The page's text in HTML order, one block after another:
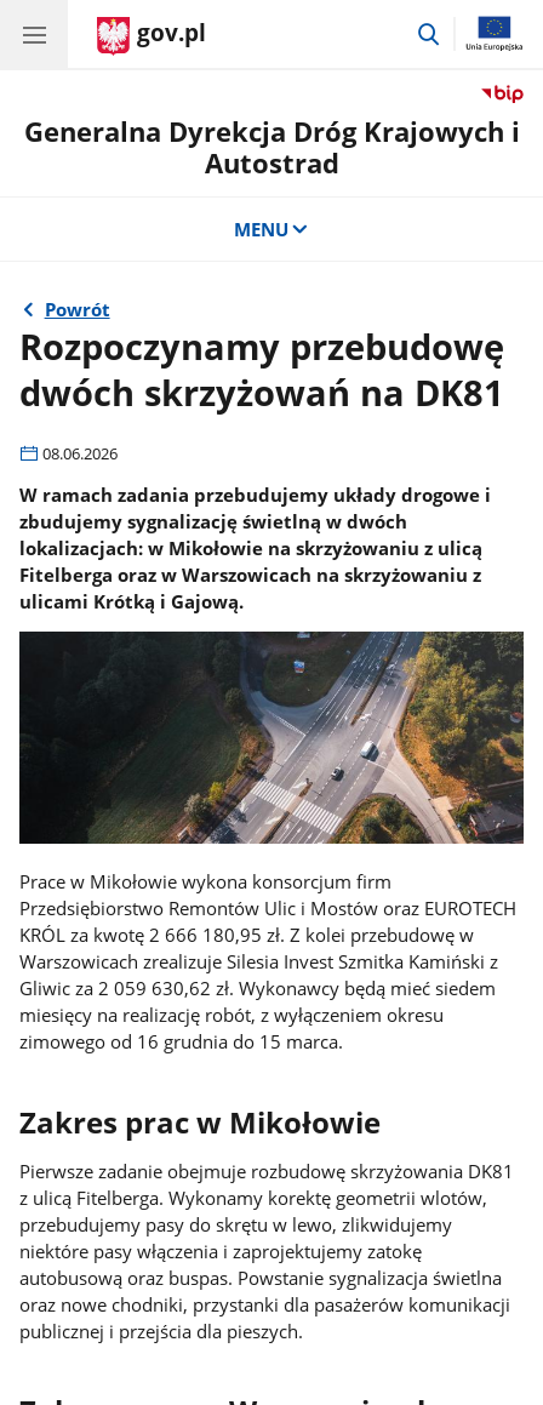
gov.pl
przejdź
Generalna Dyrekcja Dróg Krajowych i
Autostrad
MENU
Powrót
Rozpoczynamy przebudowę
dwóch skrzyżowań na DK81
08.06.2026
W ramach zadania przebudujemy układy drogowe i
zbudujemy sygnalizację świetlną w dwóch
lokalizacjach: w Mikołowie na skrzyżowaniu z ulicą
Fitelberga oraz w Warszowicach na skrzyżowaniu z
ulicami Krótką i Gajową.
Prace w Mikołowie wykona konsorcjum firm
Przedsiębiorstwo Remontów Ulic i Mostów oraz EUROTECH
KRÓL za kwotę 2 666 180,95 zł. Z kolei przebudowę w
Warszowicach zrealizuje Silesia Invest Szmitka Kamiński z
Gliwic za 2 059 630,62 zł. Wykonawcy będą mieć siedem
miesięcy na realizację robót, z wyłączeniem okresu
zimowego od 16 grudnia do 15 marca.
Zakres prac w Mikołowie
Pierwsze zadanie obejmuje rozbudowę skrzyżowania DK81
z ulicą Fitelberga. Wykonamy korektę geometrii wlotów,
przebudujemy pasy do skrętu w lewo, zlikwidujemy
niektóre pasy włączenia i zaprojektujemy zatokę
autobusową oraz buspas. Powstanie sygnalizacja świetlna
oraz nowe chodniki, przystanki dla pasażerów komunikacji
publicznej i przejścia dla pieszych.